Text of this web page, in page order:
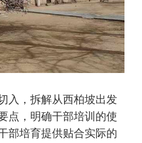
入，拆解从西柏坡出发
点，明确干部培训的使
部培育提供贴合实际的